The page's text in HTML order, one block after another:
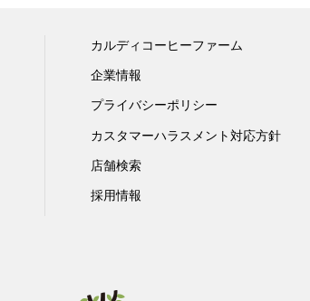
カルディコーヒーファーム
企業情報
プライバシーポリシー
カスタマーハラスメント対応方針
店舗検索
採用情報